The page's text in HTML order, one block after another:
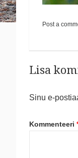
Post a
Lisa
Sinu e-
Kommenteeri